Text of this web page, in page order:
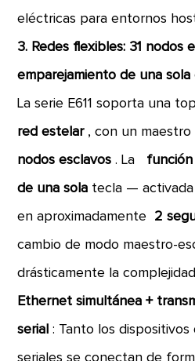
eléctricas para entornos
3. Redes flexibles: 31 nodos
emparejamiento de una sola
La serie E611 soporta una
red estelar , con un
nodos esclavos. La
de una sola tecla — activada
en aproximadamente 2
cambio de modo maestro-
drásticamente la
Ethernet simultánea +
serial: Tanto los
seriales se conectan de